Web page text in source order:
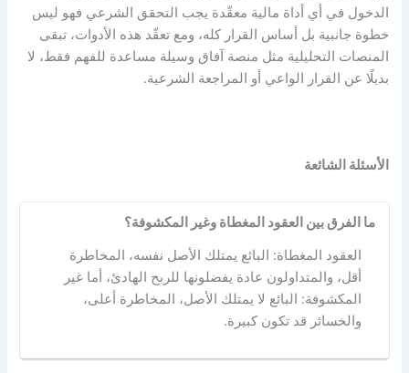
الدخول في أي أداة مالية معقّدة يجب التحقق الشرعي فهو ليس
خطوة جانبية بل أساس القرار كله، ومع تعقّد هذه الأدوات، تبقى
المنصات التحليلية مثل منصة آفاقوسيلة مساعدة للفهم فقط، لا
بديلًا عن القرار الواعي أو المراجعة الشرعية.
الأسئلة الشائعة
ما الفرق بين العقود المغطاة وغير المكشوفة؟
العقود المغطاة: البائع يمتلك الأصل نفسه، المخاطرة
أقل، والمتداولون عادة يفضلونها للربح الهادئ، أما غير
المكشوفة: البائع لا يمتلك الأصل، المخاطرة أعلى،
والخسائر قد تكون كبيرة.